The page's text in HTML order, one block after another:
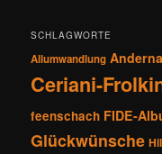
SCHLAGWORTE
Allumwandlung
Ceriani-
feenschach FIDE-
Glückwünsche